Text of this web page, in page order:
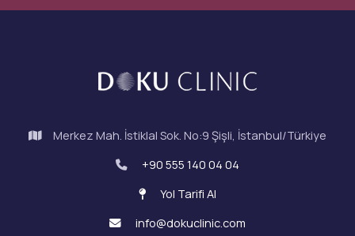
Merkez Mah. İstiklal Sok. No:9 Şişli, İstanbul/Türkiye
+90 555 140 04 04
Yol Tarifi Al
info@dokuclinic.com